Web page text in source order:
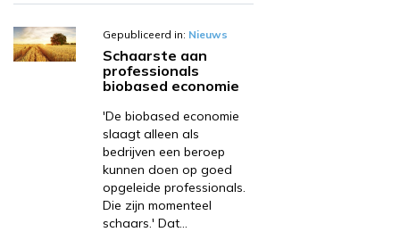
Gepubliceerd in: Nieuws
Schaarste aan
professionals
biobased economie
'De biobased economie
slaagt alleen als
bedrijven een beroep
kunnen doen op goed
opgeleide professionals.
Die zijn momenteel
schaars.' Dat…